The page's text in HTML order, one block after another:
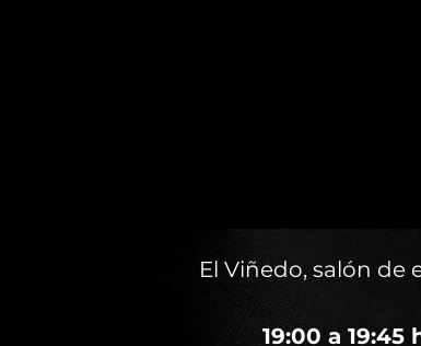
El Viñedo, salón de
19:00 a 19:45